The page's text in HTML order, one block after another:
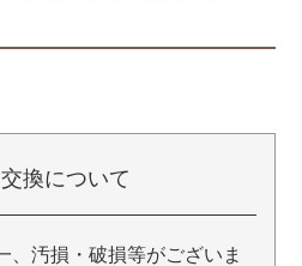
換について
、汚損・破損等がございま